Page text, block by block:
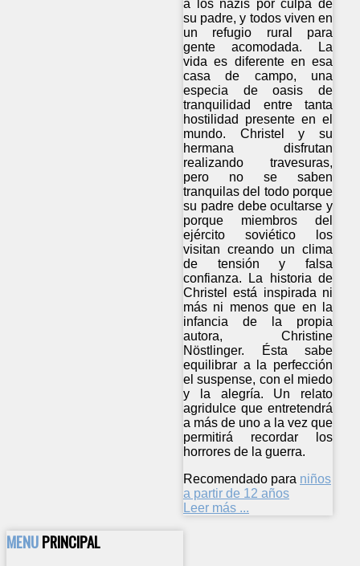
a los nazis por culpa de
su padre, y todos viven en
un refugio rural para
gente acomodada. La
vida es diferente en esa
casa de campo, una
especia de oasis de
tranquilidad entre tanta
hostilidad presente en el
mundo. Christel y su
hermana disfrutan
realizando travesuras,
pero no se saben
tranquilas del todo porque
su padre debe ocultarse y
porque miembros del
ejército soviético los
visitan creando un clima
de tensión y falsa
confianza. La historia de
Christel está inspirada ni
más ni menos que en la
infancia de la propia
autora, Christine
Nöstlinger. Ésta sabe
equilibrar a la perfección
el suspense, con el miedo
y la alegría. Un relato
agridulce que entretendrá
a más de uno a la vez que
permitirá recordar los
horrores de la guerra.
Recomendado para niños
a partir de 12 años
Leer más ...
MENUPRINCIPAL